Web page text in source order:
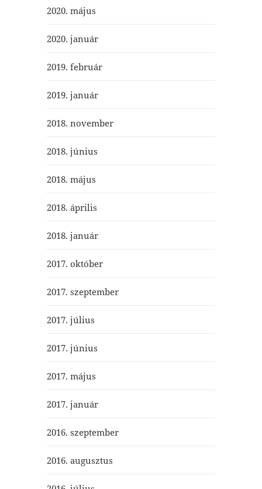
2020. május
2020. január
2019. február
2019. január
2018. november
2018. június
2018. május
2018. április
2018. január
2017. október
2017. szeptember
2017. július
2017. június
2017. május
2017. január
2016. szeptember
2016. augusztus